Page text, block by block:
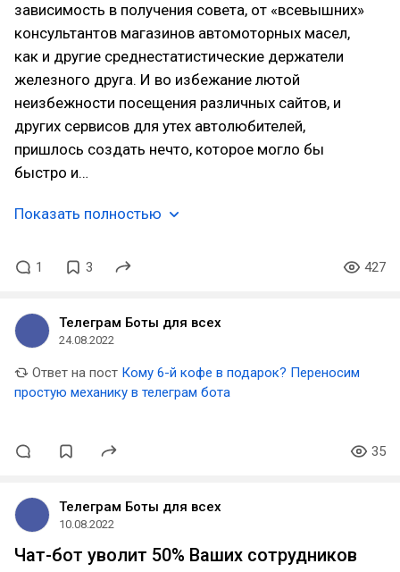
зависимость в получения совета, от «всевышних»
консультантов магазинов автомоторных масел,
как и другие среднестатистические держатели
железного друга. И во избежание лютой
неизбежности посещения различных сайтов, и
других сервисов для утех автолюбителей,
пришлось создать нечто, которое могло бы
быстро и…
Показать полностью
1 3 427
Телеграм Боты для всех
24.08.2022
Ответ на пост Кому 6-й кофе в подарок? Переносим
простую механику в телеграм бота
35
Телеграм Боты для всех
10.08.2022
Чат-бот уволит 50% Ваших сотрудников